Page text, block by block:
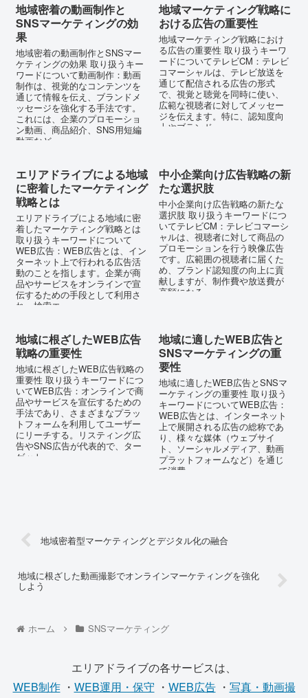
地域密着の動画制作と
SNSマーケティングの効
果
地域密着の動画制作とSNSマー
ケティングの効果 取り扱うキー
ワードについて動画制作：動画
制作は、視覚的なコンテンツを
通じて情報を伝え、ブランドメ
ッセージを強化する手法です。
これには、企業のプロモーショ
ン動画、商品紹介、SNS用短編
動画など...
地域マーケティング戦略に
おける広告の重要性
地域マーケティング戦略におけ
る広告の重要性 取り扱うキーワ
ードについてテレビCM：テレビ
コマーシャルは、テレビ放送を
通じて配信される広告の形式
で、視覚と聴覚を同時に使い、
広範な視聴者に対してメッセー
ジを伝えます。特に、認知度向
上やブランド...
エリアドライブによる地域
に密着したマーケティング
戦略とは
エリアドライブによる地域に密
着したマーケティング戦略とは
取り扱うキーワードについて
WEB広告：WEB広告とは、イン
ターネット上で行われる広告活
動のことを指します。企業が商
品やサービスをオンラインで宣
伝するための手段として利用さ
れ、検索エ...
中小企業向け広告戦略の新
たな選択肢
中小企業向け広告戦略の新たな
選択肢 取り扱うキーワードにつ
いてテレビCM：テレビコマーシ
ャルは、視聴者に対して商品の
プロモーションを行う映像広告
です。広範囲の視聴者に届くた
め、ブランド認知度の向上に貢
献しますが、制作費や放送費が
高額になる...
地域に根ざしたWEB広告
戦略の重要性
地域に根ざしたWEB広告戦略の
重要性 取り扱うキーワードにつ
いてWEB広告：オンラインで商
品やサービスを宣伝するための
手法であり、さまざまなプラッ
トフォームを利用してユーザー
にリーチする。リスティング広
告やSNS広告が代表的で、ター
ゲット...
地域に適したWEB広告と
SNSマーケティングの重
要性
地域に適したWEB広告とSNSマ
ーケティングの重要性 取り扱う
キーワードについてWEB広告：
WEB広告とは、インターネット
上で展開される広告の総称であ
り、様々な媒体（ウェブサイ
ト、ソーシャルメディア、動画
プラットフォームなど）を通じ
て消費...
地域密着型マーケティングとデジタル化の融合
地域に根ざした動画撮影でオンラインマーケティングを強化
しよう
ホーム SNSマーケティング
エリアドライブの各サービスは、
WEB制作・ WEB運用・保守 ・ WEB広告・ 写真・動画撮